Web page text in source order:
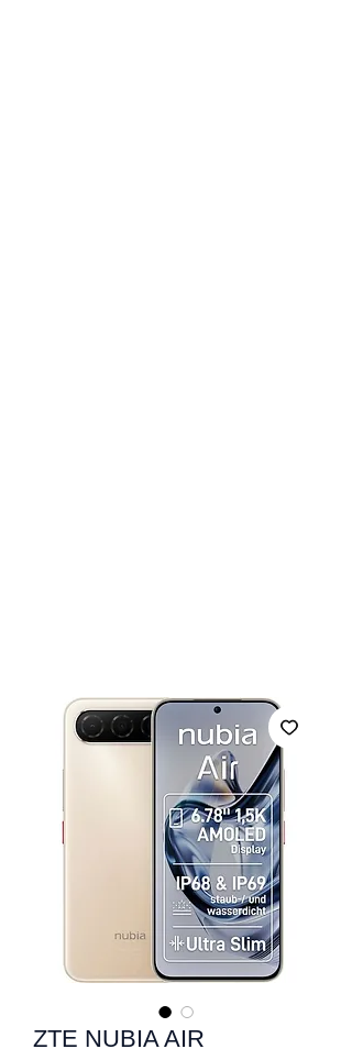
ZTE NUBIA AIR